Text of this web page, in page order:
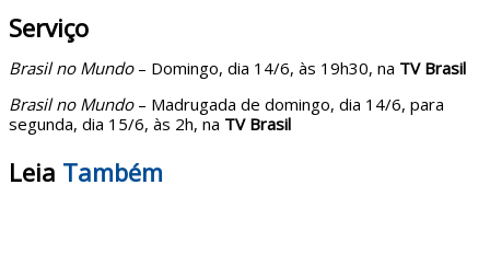
Serviço
Brasil no Mundo– Domingo, dia 14/6, às 19h30, na TV Brasil
Brasil no Mundo– Madrugada de domingo, dia 14/6, para
segunda, dia 15/6, às 2h, na TV Brasil
Leia Também